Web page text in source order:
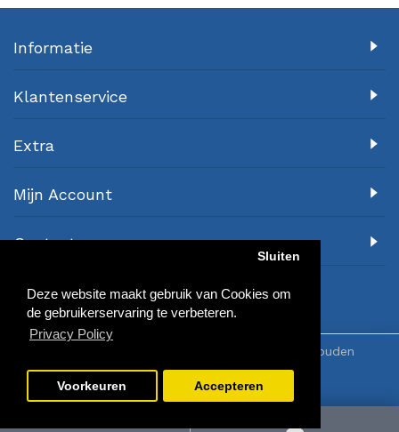
Deze website maakt gebruik van Cookies om
de gebruikerservaring te verbeteren.
Privacy Policy
Sluiten
Voorkeuren Accepteren
Informatie
Klantenservice
Extra
Mijn Account
Contact
© 2018 Awa-Sports.nl - Alle rechten voorbehouden